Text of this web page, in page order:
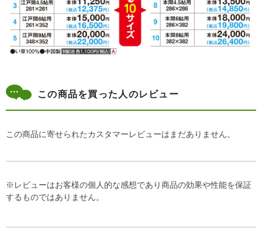
この商品を買った人のレビュー
この商品に寄せられたカスタマーレビューはまだありません。
※レビューはお客様の個人的な感想であり商品の効果や性能を保証
するものではありません。